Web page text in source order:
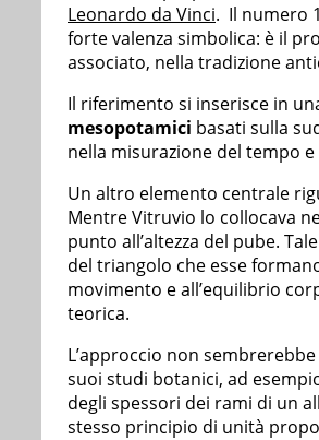
Leonardo da Vinci. Il numero
forte valenza simbolica: è il
associato, nella tradizione
Il riferimento si inserisce in
mesopotamici basati sulla
nella misurazione del tempo e
Un altro elemento centrale
Mentre Vitruvio lo collocava
punto all’altezza del pube.
del triangolo che esse
movimento e all’equilibrio
teorica.
L’approccio non
suoi studi botanici, ad
degli spessori dei rami di un
stesso principio di unità